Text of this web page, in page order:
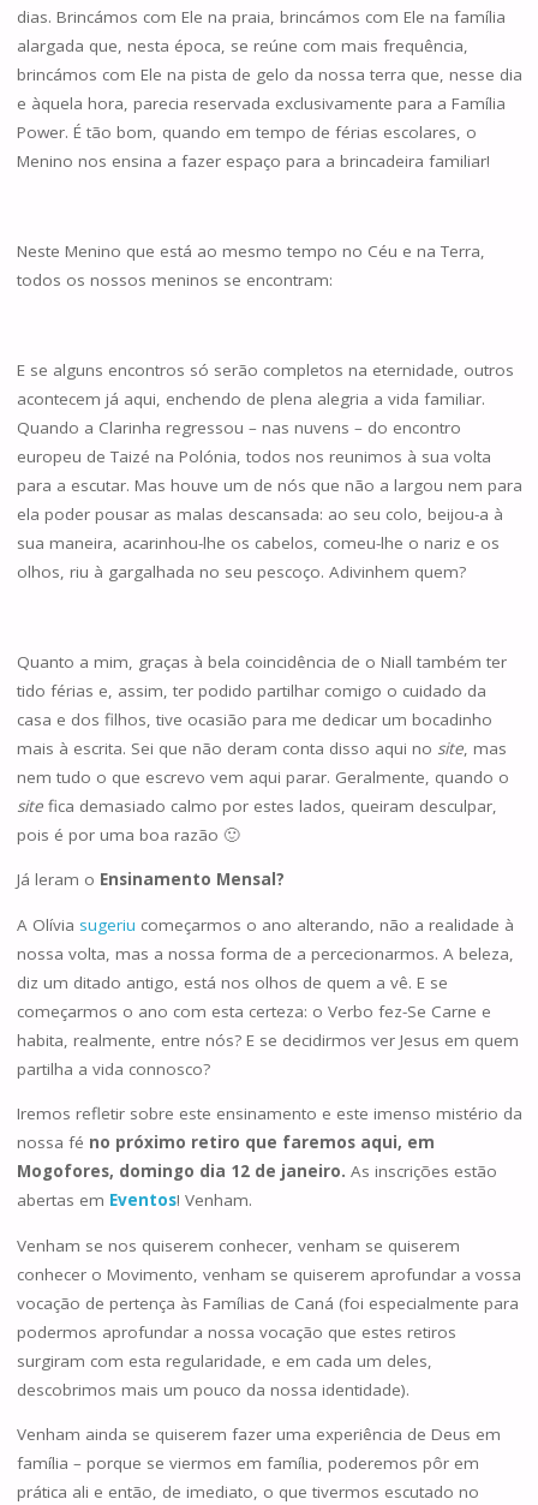
dias. Brincámos com Ele na praia, brincámos com Ele na família
alargada que, nesta época, se reúne com mais frequência,
brincámos com Ele na pista de gelo da nossa terra que, nesse dia
e àquela hora, parecia reservada exclusivamente para a Família
Power. É tão bom, quando em tempo de férias escolares, o
Menino nos ensina a fazer espaço para a brincadeira familiar!
Neste Menino que está ao mesmo tempo no Céu e na Terra,
todos os nossos meninos se encontram:
E se alguns encontros só serão completos na eternidade, outros
acontecem já aqui, enchendo de plena alegria a vida familiar.
Quando a Clarinha regressou – nas nuvens – do encontro
europeu de Taizé na Polónia, todos nos reunimos à sua volta
para a escutar. Mas houve um de nós que não a largou nem para
ela poder pousar as malas descansada: ao seu colo, beijou-a à
sua maneira, acarinhou-lhe os cabelos, comeu-lhe o nariz e os
olhos, riu à gargalhada no seu pescoço. Adivinhem quem?
Quanto a mim, graças à bela coincidência de o Niall também ter
tido férias e, assim, ter podido partilhar comigo o cuidado da
casa e dos filhos, tive ocasião para me dedicar um bocadinho
mais à escrita. Sei que não deram conta disso aqui no site, mas
nem tudo o que escrevo vem aqui parar. Geralmente, quando o
sitefica demasiado calmo por estes lados, queiram desculpar,
pois é por uma boa razão 🙂
Já leram o Ensinamento Mensal?
A Olívia sugeriu começarmos o ano alterando, não a realidade à
nossa volta, mas a nossa forma de a percecionarmos. A beleza,
diz um ditado antigo, está nos olhos de quem a vê. E se
começarmos o ano com esta certeza: o Verbo fez-Se Carne e
habita, realmente, entre nós? E se decidirmos ver Jesus em quem
partilha a vida connosco?
Iremos refletir sobre este ensinamento e este imenso mistério da
nossa fé no próximo retiro que faremos aqui, em
Mogofores, domingo dia 12 de janeiro. As inscrições estão
abertas em Eventos! Venham.
Venham se nos quiserem conhecer, venham se quiserem
conhecer o Movimento, venham se quiserem aprofundar a vossa
vocação de pertença às Famílias de Caná (foi especialmente para
podermos aprofundar a nossa vocação que estes retiros
surgiram com esta regularidade, e em cada um deles,
descobrimos mais um pouco da nossa identidade).
Venham ainda se quiserem fazer uma experiência de Deus em
família – porque se viermos em família, poderemos pôr em
prática ali e então, de imediato, o que tivermos escutado no